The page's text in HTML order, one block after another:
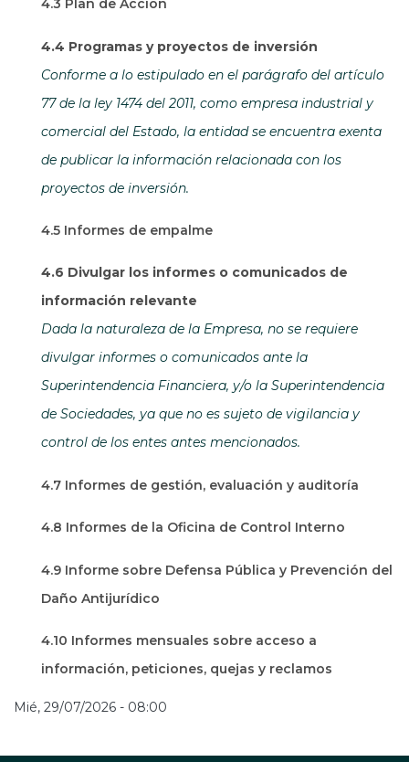
4.3 Plan de Acción
4.4 Programas y proyectos de inversión
Conforme a lo estipulado en el parágrafo del artículo
77 de la ley 1474 del 2011, como empresa industrial y
comercial del Estado, la entidad se encuentra exenta
de publicar la información relacionada con los
proyectos de inversión.
4.5 Informes de empalme
4.6 Divulgar los informes o comunicados de
información relevante
Dada la naturaleza de la Empresa, no se requiere
divulgar informes o comunicados ante la
Superintendencia Financiera, y/o la Superintendencia
de Sociedades, ya que no es sujeto de vigilancia y
control de los entes antes mencionados.
4.7 Informes de gestión, evaluación y auditoría
4.8 Informes de la Oficina de Control Interno
4.9 Informe sobre Defensa Pública y Prevención del
Daño Antijurídico
4.10 Informes mensuales sobre acceso a
información, peticiones, quejas y reclamos
Mié, 29/07/2026 - 08:00